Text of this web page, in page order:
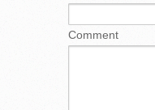
Comment